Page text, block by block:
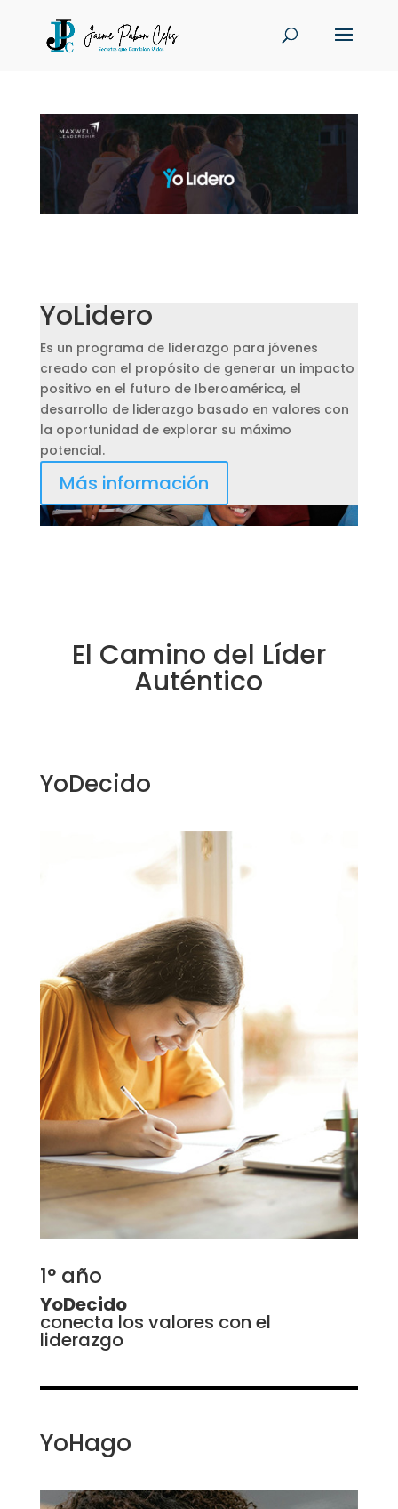
YoLidero
Es un programa de liderazgo para jóvenes
creado con el propósito de generar un impacto
positivo en el futuro de Iberoamérica, el
desarrollo de liderazgo basado en valores con
la oportunidad de explorar su máximo
potencial.
Más información
El Camino del Líder
Auténtico
YoDecido
1° año
YoDecido
conecta los valores con el
liderazgo
YoHago